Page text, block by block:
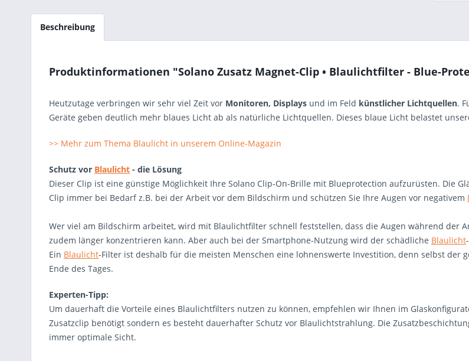
Beschreibung
Produktinformationen "Solano Zusatz Magnet-Clip • Blaulichtfilter - Blue-
Heutzutage verbringen wir sehr viel Zeit vor Monitoren, Displays und im Feld künstlicher Lichtquellen.
Geräte geben deutlich mehr blaues Licht ab als natürliche Lichtquellen. Dieses blaue Licht belastet
>> Mehr zum Thema Blaulicht in unserem Online-Magazin
Schutz vor Blaulicht - die Lösung
Dieser Clip ist eine günstige Möglichkeit Ihre Solano Clip-On-Brille mit Blueprotection aufzurüsten. Die
Clip immer bei Bedarf z.B. bei der Arbeit vor dem Bildschirm und schützen Sie Ihre Augen vor negativem
Wer viel am Bildschirm arbeitet, wird mit Blaulichtfilter schnell feststellen, dass die Augen während der
zudem länger konzentrieren kann. Aber auch bei der Smartphone-Nutzung wird der schädliche Blaulicht
Ein Blaulicht-Filter ist deshalb für die meisten Menschen eine lohnenswerte Investition, denn selbst der
Ende des Tages.
Experten-Tipp:
Um dauerhaft die Vorteile eines Blaulichtfilters nutzen zu können, empfehlen wir Ihnen im
Zusatzclip benötigt sondern es besteht dauerhafter Schutz vor Blaulichtstrahlung. Die
immer optimale Sicht.